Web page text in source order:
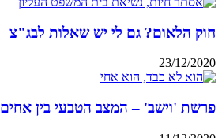
חוק הלאום? גם לי יש שאלות לבג"צ
23/12/2020
פרשת 'וישב' – המצב הטבעי בין אחים